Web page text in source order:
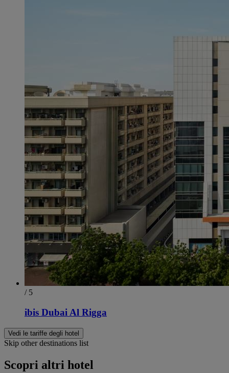
/ 5
ibis Dubai Al Rigga
Vedi le tariffe degli hotel
Skip other destinations list
Scopri altri hotel